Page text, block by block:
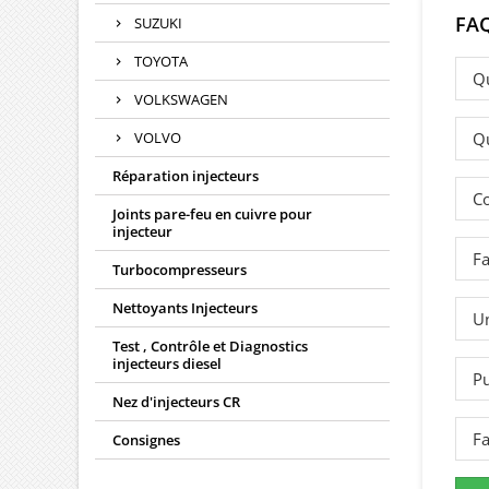
SUZUKI
TOYOTA
VOLKSWAGEN
VOLVO
Réparation injecteurs
Joints pare-feu en cuivre pour
injecteur
Turbocompresseurs
Nettoyants Injecteurs
Test , Contrôle et Diagnostics
injecteurs diesel
Nez d'injecteurs CR
Consignes